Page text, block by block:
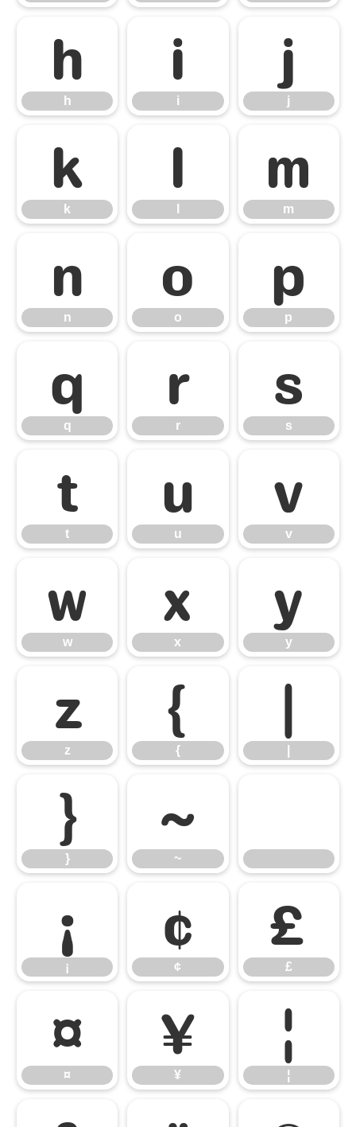
h
h i
i j
j
k
k l m
m
n
n o
o p
p
q
q r
r s
s
t
t u
u v
v
w
w x
x y
y
z
z {
{ |
}
} ~
~
¡
¡ ¢
¢ £
£
¤
¤ ¥
¥ ¦
¦